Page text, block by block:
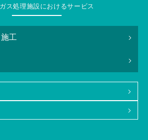
ス処理施設におけるサービス
工